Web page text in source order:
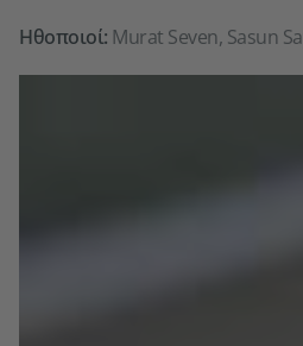
Ηθοποιοί: Murat Seven, Sasun